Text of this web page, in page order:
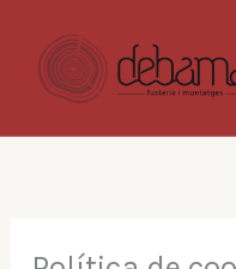
contingut